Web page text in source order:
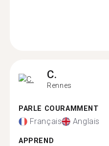
C.
Rennes
PARLE COURAMMENT
Français Anglais
APPREND